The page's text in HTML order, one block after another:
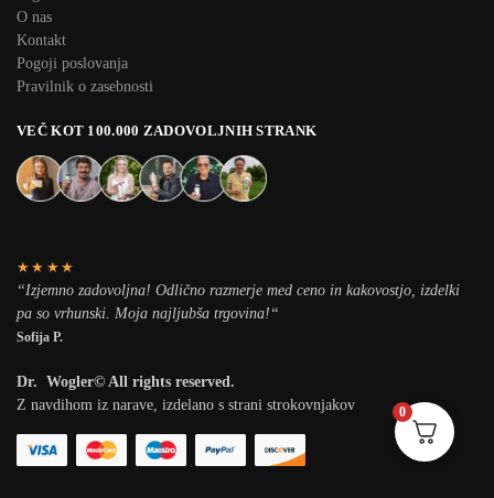
O nas
Kontakt
Pogoji poslovanja
Pravilnik o zasebnosti
VEČ KOT 100.000 ZADOVOLJNIH STRANK
★★★★
“Izjemno zadovoljna! Odlično razmerje med ceno in kakovostjo, izdelki
pa so vrhunski. Moja najljubša trgovina! “
Sofija P.
Dr. Wogler© All rights reserved.
Z navdihom iz narave, izdelano s strani strokovnjakov
0